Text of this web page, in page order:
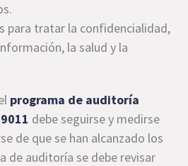
para tratar la confidencialidad,
la salud y la
programa de auditoría
debe seguirse y medirse
de que se han alcanzado los
de auditoría se debe revisar